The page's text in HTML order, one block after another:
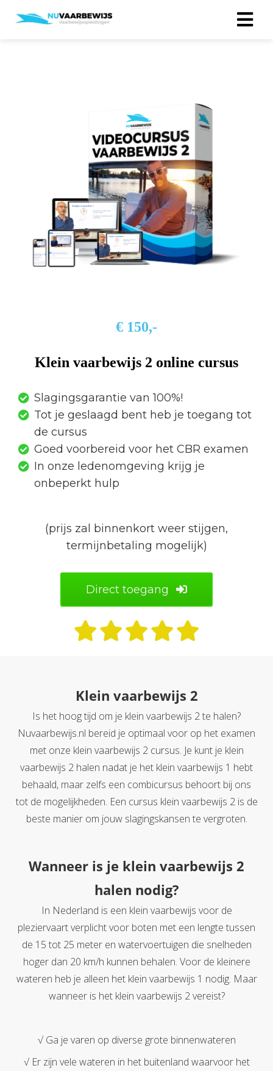
€ 150,-
Klein vaarbewijs 2 online cursus
Slagingsgarantie van 100%!
Tot je geslaagd bent heb je toegang tot
de cursus
Goed voorbereid voor het CBR examen
In onze ledenomgeving krijg je
onbeperkt hulp
(prijs zal binnenkort weer stijgen,
termijnbetaling mogelijk)
Direct toegang
Klein vaarbewijs 2
Is het hoog tijd om je klein vaarbewijs 2 te halen?
Nuvaarbewijs.nl bereid je optimaal voor op het examen
met onze klein vaarbewijs 2 cursus. Je kunt je klein
vaarbewijs 2 halen nadat je het klein vaarbewijs 1 hebt
behaald, maar zelfs een combicursus behoort bij ons
tot de mogelijkheden. Een cursus klein vaarbewijs 2 is de
beste manier om jouw slagingskansen te vergroten.
Wanneer is je klein vaarbewijs 2
halen nodig?
In Nederland is een klein vaarbewijs voor de
pleziervaart verplicht voor boten met een lengte tussen
de 15 tot 25 meter en watervoertuigen die snelheden
hoger dan 20 km/h kunnen behalen. Voor de kleinere
wateren heb je alleen het klein vaarbewijs 1 nodig. Maar
wanneer is het klein vaarbewijs 2 vereist?
√ Ga je varen op diverse grote binnenwateren
√ Er zijn vele wateren in het buitenland waarvoor het